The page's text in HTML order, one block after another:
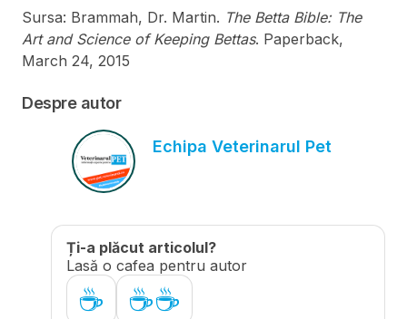
Sursa: Brammah, Dr. Martin. The Betta Bible: The
Art and Science of Keeping Bettas. Paperback,
March 24, 2015
Despre autor
Echipa Veterinarul Pet
Ți-a plăcut articolul?
Lasă o cafea pentru autor
☕ ☕☕